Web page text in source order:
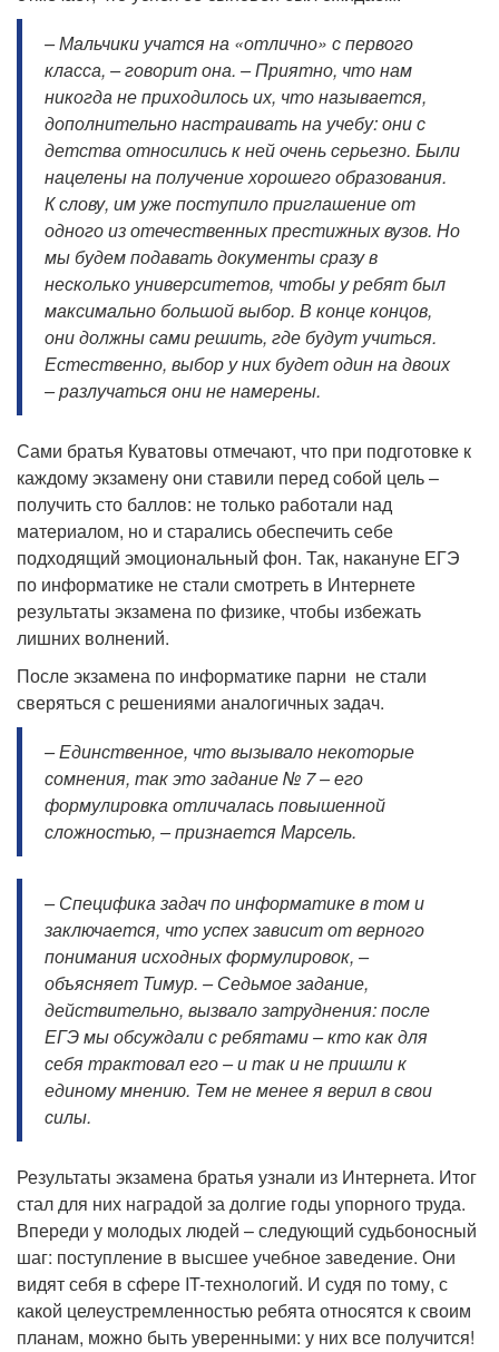
– Мальчики учатся на «отлично» с первого
класса, – говорит она. – Приятно, что нам
никогда не приходилось их, что называется,
дополнительно настраивать на учебу: они с
детства относились к ней очень серьезно. Были
нацелены на получение хорошего образования.
К слову, им уже поступило приглашение от
одного из отечественных престижных вузов. Но
мы будем подавать документы сразу в
несколько университетов, чтобы у ребят был
максимально большой выбор. В конце концов,
они должны сами решить, где будут учиться.
Естественно, выбор у них будет один на двоих
– разлучаться они не намерены.
Сами братья Куватовы отмечают, что при подготовке к
каждому экзамену они ставили перед собой цель –
получить сто баллов: не только работали над
материалом, но и старались обеспечить себе
подходящий эмоциональный фон. Так, накануне ЕГЭ
по информатике не стали смотреть в Интернете
результаты экзамена по физике, чтобы избежать
лишних волнений.
После экзамена по информатике парни не стали
сверяться с решениями аналогичных задач.
– Единственное, что вызывало некоторые
сомнения, так это задание № 7 – его
формулировка отличалась повышенной
сложностью, – признается Марсель.
– Специфика задач по информатике в том и
заключается, что успех зависит от верного
понимания исходных формулировок, –
объясняет Тимур. – Седьмое задание,
действительно, вызвало затруднения: после
ЕГЭ мы обсуждали с ребятами – кто как для
себя трактовал его – и так и не пришли к
единому мнению. Тем не менее я верил в свои
силы.
Результаты экзамена братья узнали из Интернета. Итог
стал для них наградой за долгие годы упорного труда.
Впереди у молодых людей – следующий судьбоносный
шаг: поступление в высшее учебное заведение. Они
видят себя в сфере IT-технологий. И судя по тому, с
какой целеустремленностью ребята относятся к своим
планам, можно быть уверенными: у них все получится!